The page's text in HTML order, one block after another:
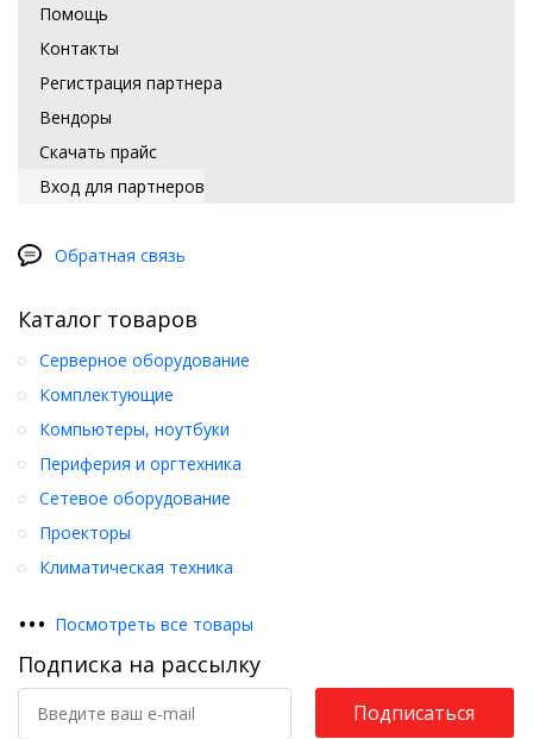
Помощь
Контакты
Регистрация партнера
Вендоры
Скачать прайс
Вход для партнеров
Обратная связь
Каталог товаров
Серверное оборудование
Комплектующие
Компьютеры, ноутбуки
Периферия и оргтехника
Сетевое оборудование
Проекторы
Климатическая техника
••• Посмотреть все товары
Подписка на рассылку
Подписаться